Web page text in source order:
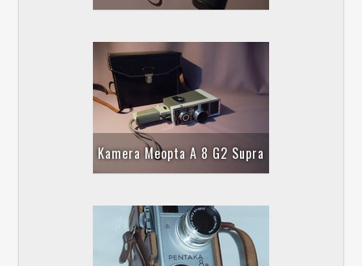
Kamera Meopta A 8 G2 Supra